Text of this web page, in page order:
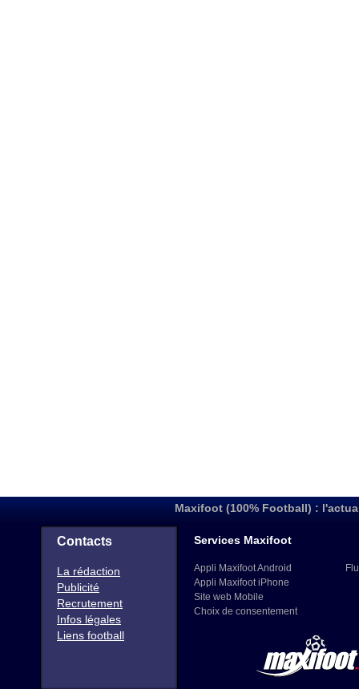
Maxifoot (100% Football) :
Contacts
La rédaction
Publicité
Recrutement
Infos légales
Liens football
Services Maxifoot
Appli Maxifoot Android
Appli Maxifoot iPhone
Site web Mobile
Choix de consentement